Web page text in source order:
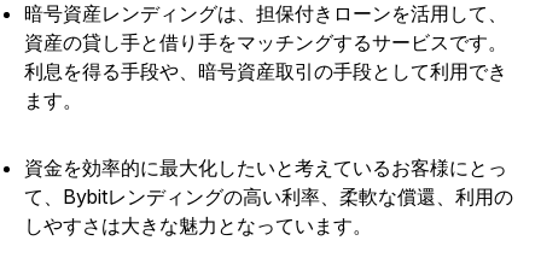
暗号資産レンディングは、担保付きローンを活用して、
資産の貸し手と借り手をマッチングするサービスです。
利息を得る手段や、暗号資産取引の手段として利用でき
ます。
資金を効率的に最大化したいと考えているお客様にとっ
て、Bybitレンディングの高い利率、柔軟な償還、利用の
しやすさは大きな魅力となっています。